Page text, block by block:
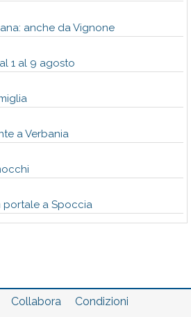
anche da Vignone
1 al 9 agosto
a Verbania
portale a Spoccia
Collabora Condizioni